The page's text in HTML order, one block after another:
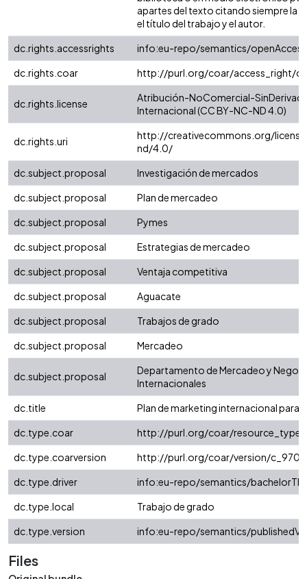
apartes del texto citando siempre la
el título del trabajo y el autor.
dc.rights.accessrights
info:eu-repo/semantics/openAccess
dc.rights.coar
http://purl.org/coar/access_right/
dc.rights.license
Atribución-NoComercial-
Internacional (CC BY-NC-ND 4.0)
dc.rights.uri
http://creativecommons.org/
nd/4.0/
dc.subject.proposal
Investigación de mercados
dc.subject.proposal
Plan de mercadeo
dc.subject.proposal
Pymes
dc.subject.proposal
Estrategias de mercadeo
dc.subject.proposal
Ventaja competitiva
dc.subject.proposal
Aguacate
dc.subject.proposal
Trabajos de grado
dc.subject.proposal
Mercadeo
dc.subject.proposal
Departamento de Mercadeo y
Internacionales
dc.title
Plan de marketing internacional para
dc.type.coar
http://purl.org/coar/resource_type/
dc.type.coarversion
http://purl.org/coar/version/
dc.type.driver
info:eu-repo/semantics/
dc.type.local
Trabajo de grado
dc.type.version
info:eu-repo/semantics/
Files